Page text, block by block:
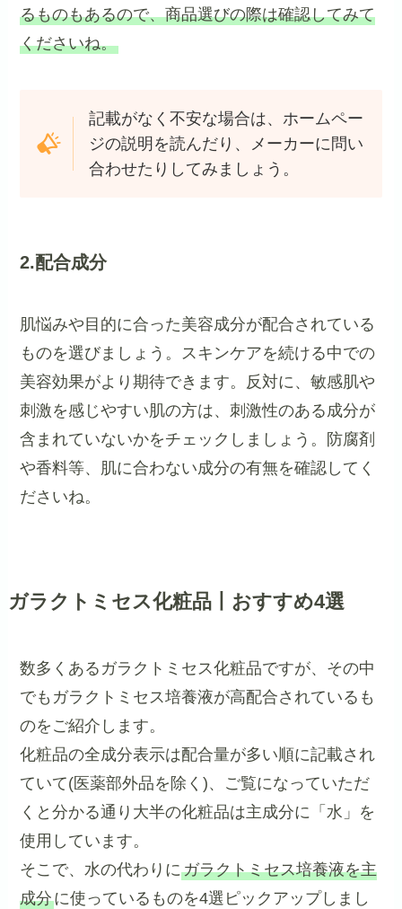
るものもあるので、商品選びの際は確認してみて
くださいね。
記載がなく不安な場合は、ホームペー
ジの説明を読んだり、メーカーに問い
合わせたりしてみましょう。
2.配合成分
肌悩みや目的に合った美容成分が配合されている
ものを選びましょう。スキンケアを続ける中での
美容効果がより期待できます。反対に、敏感肌や
刺激を感じやすい肌の方は、刺激性のある成分が
含まれていないかをチェックしましょう。防腐剤
や香料等、肌に合わない成分の有無を確認してく
ださいね。
ガラクトミセス化粧品丨おすすめ4選
数多くあるガラクトミセス化粧品ですが、その中
でもガラクトミセス培養液が高配合されているも
のをご紹介します。
化粧品の全成分表示は配合量が多い順に記載され
ていて(医薬部外品を除く)、ご覧になっていただ
くと分かる通り大半の化粧品は主成分に「水」を
使用しています。
そこで、水の代わりにガラクトミセス培養液を主
成分に使っているものを4選ピックアップしまし